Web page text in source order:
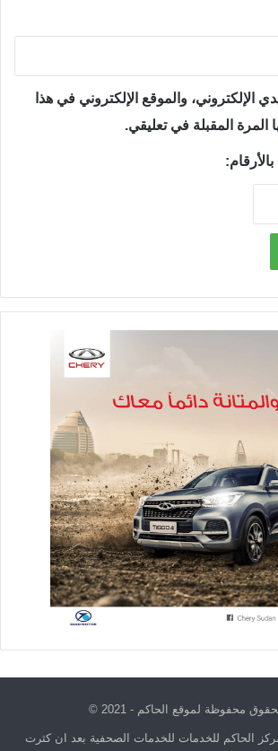
الإلكتروني، والموقع الإلكتروني في هذا
المرة المقبلة في تعليقي.
محفوظة لموقع الحاكم - 2021 ©
الحاكم للخدمات للخدمات الصحفية بعد ان كثرت